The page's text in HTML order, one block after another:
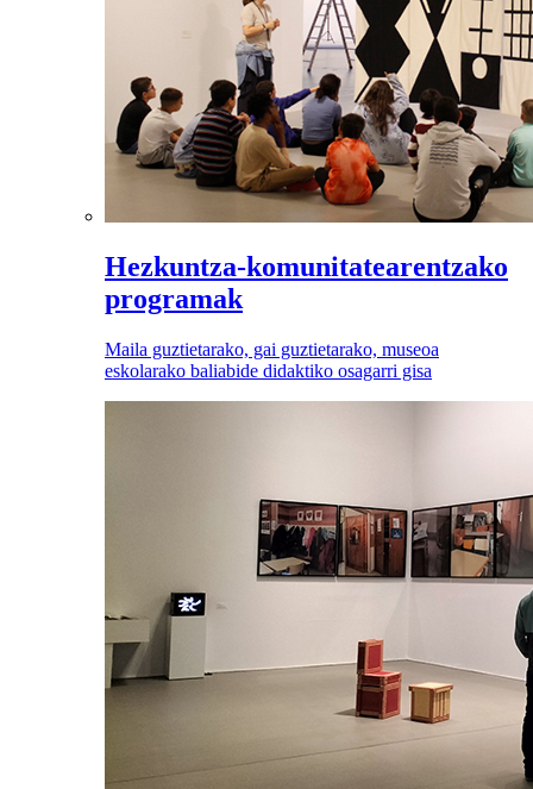
Hezkuntza-komunitatearentzako
programak
Maila guztietarako, gai guztietarako, museoa
eskolarako baliabide didaktiko osagarri gisa